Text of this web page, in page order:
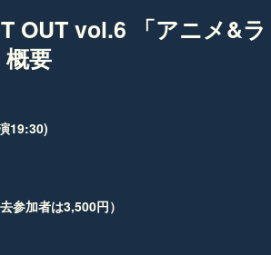
OUT vol.6 「アニメ&ラ
概要
19:30)
参加者は3,500円）